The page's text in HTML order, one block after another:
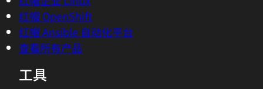
红帽 OpenShift
红帽 Ansible 自动化平台
查看所有产品
工具